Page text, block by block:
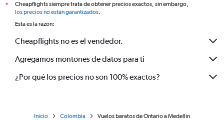
*
Cheapflights siempre trata de obtener precios exactos, sin embargo,
los precios no están garantizados.
Esta es la razón:
Cheapflights no es el vendedor.
Agregamos montones de datos para ti
¿Por qué los precios no son 100% exactos?
Inicio Colombia Vuelos baratos de Ontario a Medellín